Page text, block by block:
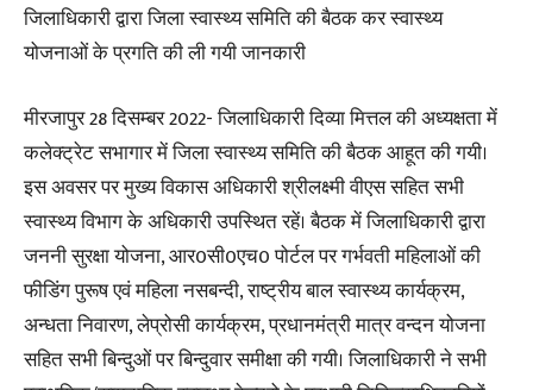
जिलाधिकारी द्वारा जिला स्वास्थ्य समिति की बैठक कर स्वास्थ्य
योजनाओं के प्रगति की ली गयी जानकारी
मीरजापुर 28 दिसम्बर 2022- जिलाधिकारी दिव्या मित्तल की अध्यक्षता में
कलेक्ट्रेट सभागार में जिला स्वास्थ्य समिति की बैठक आहूत की गयी।
इस अवसर पर मुख्य विकास अधिकारी श्रीलक्ष्मी वीएस सहित सभी
स्वास्थ्य विभाग के अधिकारी उपस्थित रहें। बैठक में जिलाधिकारी द्वारा
जननी सुरक्षा योजना, आर0सी0एच0 पोर्टल पर गर्भवती महिलाओं की
फीडिंग पुरूष एवं महिला नसबन्दी, राष्ट्रीय बाल स्वास्थ्य कार्यक्रम,
अन्धता निवारण, लेप्रोसी कार्यक्रम, प्रधानमंत्री मात्र वन्दन योजना
सहित सभी बिन्दुओं पर बिन्दुवार समीक्षा की गयी। जिलाधिकारी ने सभी